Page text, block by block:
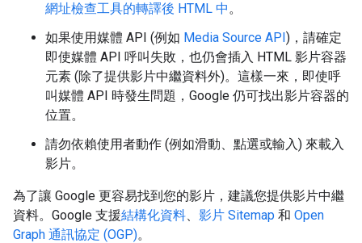
網址檢查工具的轉譯後 HTML 中。
如果使用媒體 API (例如 Media Source API)，請確定
即使媒體 API 呼叫失敗，也仍會插入 HTML 影片容器
元素 (除了提供影片中繼資料外)。這樣一來，即使呼
叫媒體 API 時發生問題，Google 仍可找出影片容器的
位置。
請勿依賴使用者動作 (例如滑動、點選或輸入) 來載入
影片。
為了讓 Google 更容易找到您的影片，建議您提供影片中繼
資料。Google 支援結構化資料、 影片 Sitemap 和 Open
Graph 通訊協定 (OGP)。